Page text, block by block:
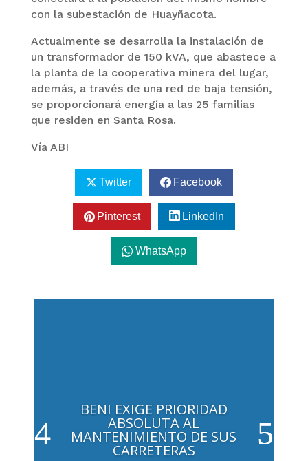
con la subestación de Huayñacota.
Actualmente se desarrolla la instalación de
un transformador de 150 kVA, que abastece a
la planta de la cooperativa minera del lugar,
además, a través de una red de baja tensión,
se proporcionará energía a las 25 familias
que residen en Santa Rosa.
Vía ABI
Twitter Facebook
Pinterest LinkedIn
WhatsApp
BENI EXIGE PRIORIDAD
ABSOLUTA AL
MANTENIMIENTO DE SUS
CARRETERAS